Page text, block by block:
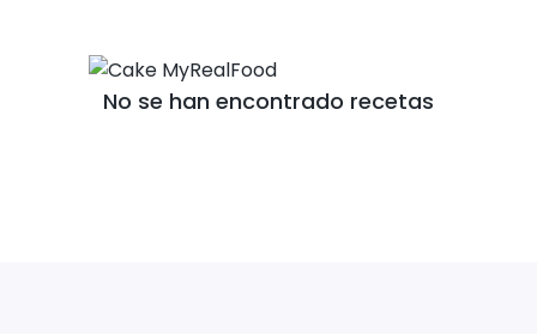
No se han encontrado recetas